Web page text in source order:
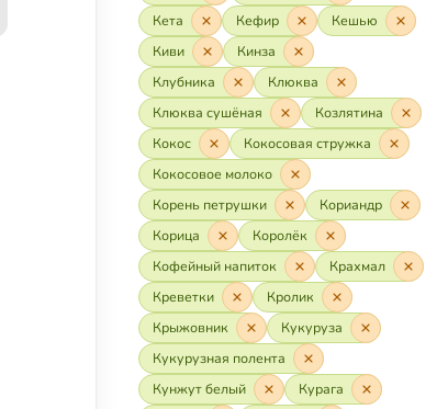
Кета
Кефир
Кешью
Киви
Кинза
Клубника
Клюква
Клюква сушёная
Козлятина
Кокос
Кокосовая стружка
Кокосовое молоко
Корень петрушки
Кориандр
Корица
Королёк
Кофейный напиток
Крахмал
Креветки
Кролик
Крыжовник
Кукуруза
Кукурузная полента
Кунжут белый
Курага